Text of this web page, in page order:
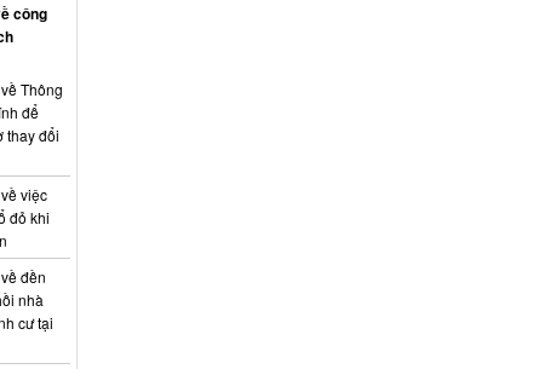
công
Thông
để
thay đổi
việc
đỏ khi
đền
nhà
cư tại